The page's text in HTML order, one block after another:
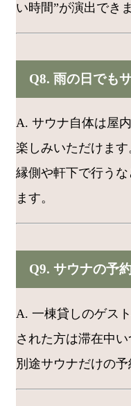
い時間”が演出でき
Q8. 雨の日でも
A. サウナ自体は屋
楽しみいただけま
縁側や軒下で行う
ます。
Q9. サウナの予
A. 一棟貸しのゲス
された方は滞在中
別途サウナだけの予